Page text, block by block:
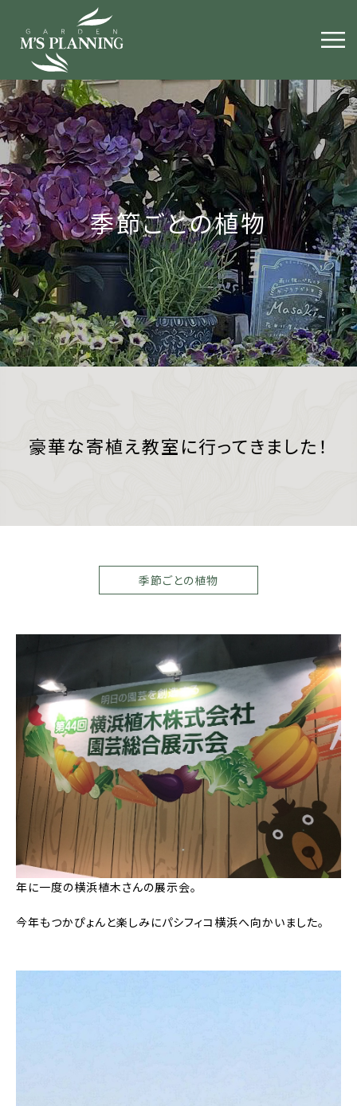
季節ごとの植物
豪華な寄植え教室に行ってきました！
季節ごとの植物
年に一度の横浜植木さんの展示会。
今年もつかぴょんと楽しみにパシフィコ横浜へ向かいました。